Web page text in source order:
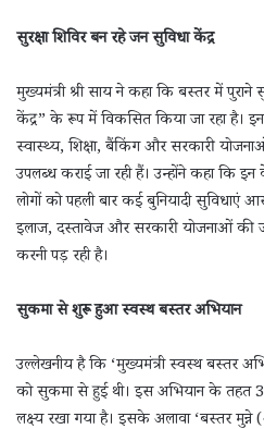
सुरक्षा शिविर बन रहे जन सुविधा केंद्र
मुख्यमंत्री श्री साय ने कहा कि बस्तर में पुराने
केंद्र” के रूप में विकसित किया जा रहा है। इन
स्वास्थ्य, शिक्षा, बैंकिंग और सरकारी
उपलब्ध कराई जा रही हैं। उन्होंने कहा कि इन
लोगों को पहली बार कई बुनियादी सुविधाएं
इलाज, दस्तावेज और सरकारी योजनाओं की
करनी पड़ रही है।
सुकमा से शुरू हुआ स्वस्थ बस्तर अभियान
उल्लेखनीय है कि ‘मुख्यमंत्री स्वस्थ बस्तर
को सुकमा से हुई थी। इस अभियान के तहत
लक्ष्य रखा गया है। इसके अलावा ‘बस्तर